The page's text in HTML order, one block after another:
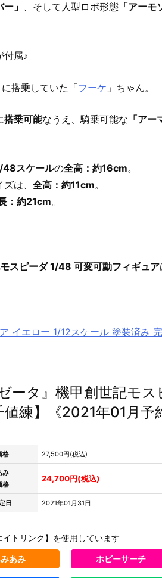
」 、そして人型ロボ形態 「アーモ
付属♪
搭乗していた「フーケ 」ちゃん。
搭乗可能なうえ、騎乗可能な 「アー
48スケールの全高：約16cm。
は、 全高：約11cm。
：約21cm。
スピーダ 1/48 可変可動フィギュア
イエロー 1/12スケール 塗装済み
ータ』機甲創世記モス
練】《2021年01月予
格 27,500円(税込)
み
格
24,700円(税込)
日 2021年01月31日
イトリンク】を使用しています
あみ ホビーサーチ
【ガンプラ】
ANICS 1/100
『ガンダムエ
アリアル パー
メットスコ
【ガンプラ】
ANICS 1/100
『レイダーガ
ンダム』機動
戦士ガンダム
【M-
改＆
（Ka